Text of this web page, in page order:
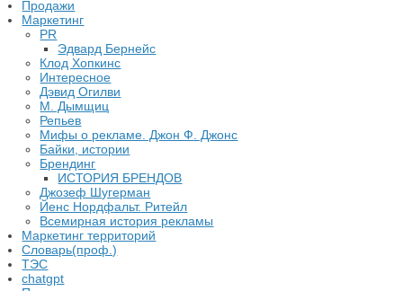
Продажи
Маркетинг
PR
Эдвард Бернейс
Клод Хопкинс
Интересное
Дэвид Огилви
М. Дымщиц
Репьев
Мифы о рекламе. Джон Ф. Джонс
Байки, истории
Брендинг
ИСТОРИЯ БРЕНДОВ
Джозеф Шугерман
​Йенс Нордфальт. Ритейл
Всемирная история рекламы
Маркетинг территорий
Словарь(проф.)
ТЭС
chatgpt